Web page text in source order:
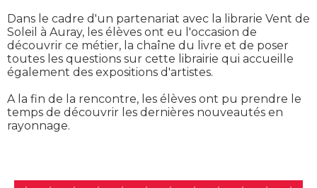
Dans le cadre d'un partenariat avec la librarie Vent de
Soleil à Auray, les élèves ont eu l'occasion de
découvrir ce métier, la chaîne du livre et de poser
toutes les questions sur cette librairie qui accueille
également des expositions d'artistes.
A la fin de la rencontre, les élèves ont pu prendre le
temps de découvrir les dernières nouveautés en
rayonnage.